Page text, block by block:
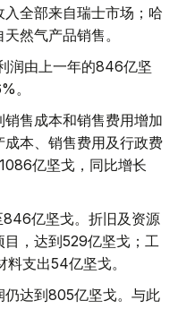
全部来自瑞士市场；哈
然气产品销售。
润由上一年的846亿坚
。
售成本和销售费用增加
本、销售费用及行政费
亿坚戈，同比增长
亿坚戈。折旧及资源
，达到529亿坚戈；工
支出54亿坚戈。
仍达到805亿坚戈。与此